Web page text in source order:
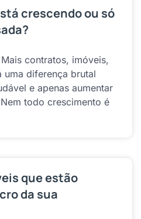
crescendo ou só
contratos, imóveis,
uma diferença brutal
e apenas aumentar
todo crescimento é
que estão
da sua